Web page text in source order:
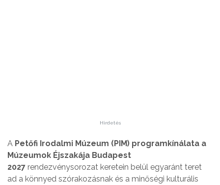
Hirdetés
A Petőfi Irodalmi Múzeum (PIM) programkínálata a
Múzeumok Éjszakája Budapest
2027 rendezvénysorozat keretein belül egyaránt teret
ad a könnyed szórakozásnak és a minőségi kulturális